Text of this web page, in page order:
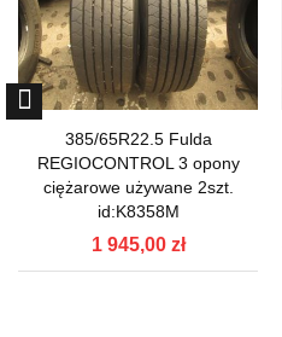
385/65R22.5 Fulda
REGIOCONTROL 3 opony
ciężarowe używane 2szt.
id:K8358M
1 945,00 zł